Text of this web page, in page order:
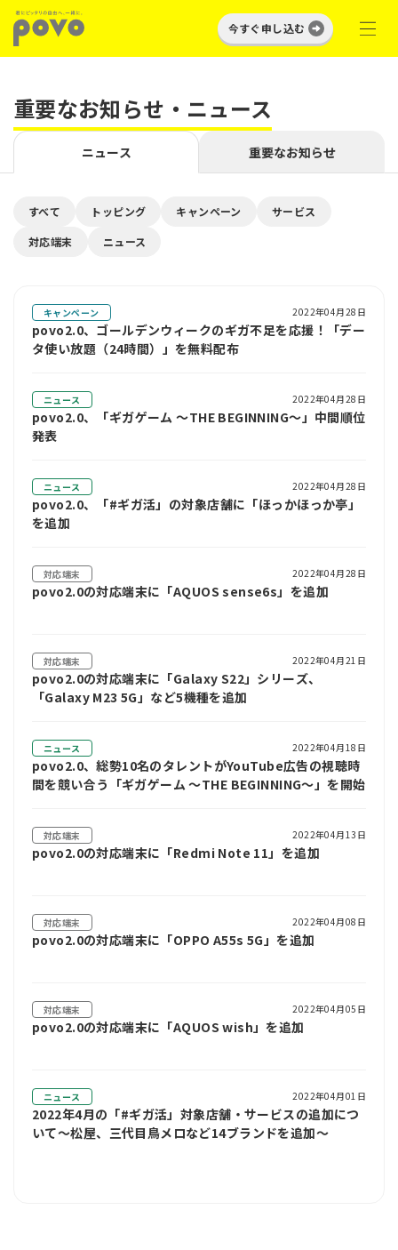
今すぐ申し込む
重要なお知らせ・ニュース
ニュース 重要なお知らせ
すべて トッピング キャンペーン
サービス
対応端末
ニュース
キャンペーン 2022年04月28日
povo2.0、ゴールデンウィークのギガ不足を応援！「デー
タ使い放題（24時間）」を無料配布
ニュース 2022年04月28日
povo2.0、「ギガゲーム ～THE BEGINNING～」中間順位
発表
ニュース 2022年04月28日
povo2.0、「#ギガ活」の対象店舗に「ほっかほっか亭」
を追加
対応端末 2022年04月28日
povo2.0の対応端末に「AQUOS sense6s」を追加
対応端末 2022年04月21日
povo2.0の対応端末に「Galaxy S22」シリーズ、
「Galaxy M23 5G」など5機種を追加
ニュース 2022年04月18日
povo2.0、総勢10名のタレントがYouTube広告の視聴時
間を競い合う「ギガゲーム ～THE BEGINNING～」を開始
対応端末 2022年04月13日
povo2.0の対応端末に「Redmi Note 11」を追加
対応端末 2022年04月08日
povo2.0の対応端末に「OPPO A55s 5G」を追加
対応端末 2022年04月05日
povo2.0の対応端末に「AQUOS wish」を追加
ニュース 2022年04月01日
2022年4月の「#ギガ活」対象店舗・サービスの追加につ
いて～松屋、三代目鳥メロなど14ブランドを追加～